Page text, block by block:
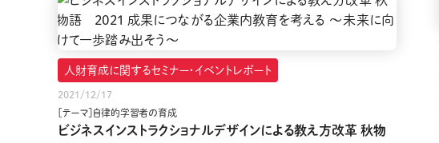
人財育成に関するセミナー・イベントレポート
2021/12/17
［テーマ］自律的学習者の育成
ビジネスインストラクショナルデザインによる教え方改革 秋物